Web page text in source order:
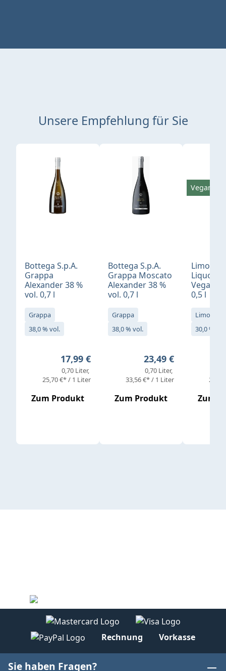
Unsere Empfehlung für Sie
Produktgalerie überspringen
Bottega S.p.A.
Grappa
Alexander 38 %
vol. 0,7 l
Grappa
38,0 % vol.
Regulärer Preis:
17,99 €
0,70 Liter
25,70 €* / 1 Liter
Zum Produkt
Bottega S.p.A.
Grappa Moscato
Alexander 38 %
vol. 0,7 l
Grappa
38,0 % vol.
Regulärer Preis:
23,49 €
0,70 Liter
33,56 €* / 1 Liter
Zum Produkt
Liquore
Vegan
0,5 l
30,0 % vol.
Zum
Vegan
Rechnung Vorkasse
Sie haben Fragen?